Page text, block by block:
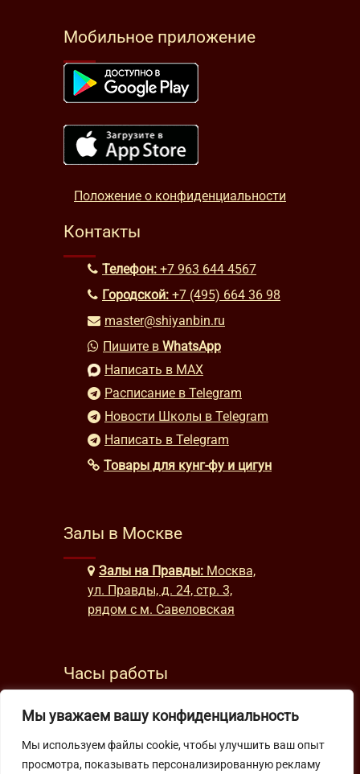
Мы уважаем вашу конфиденциальность
Мы используем файлы cookie, чтобы улучшить ваш опыт
просмотра, показывать персонализированную рекламу
Мобильное приложение
Положение о конфиденциальности
Контакты
Телефон: +7 963 644 4567
Городской: +7 (495) 664 36 98
master@shiyanbin.ru
Пишите в WhatsApp
Написать в MAX
Расписание в Telegram
Новости Школы в Telegram
Написать в Telegram
Товары для кунг-фу и цигун
Залы в Москве
Залы на Правды: Москва,
ул. Правды, д. 24, стр. 3,
рядом с м. Савеловская
Часы работы
будни: с 9:00 до 22:00